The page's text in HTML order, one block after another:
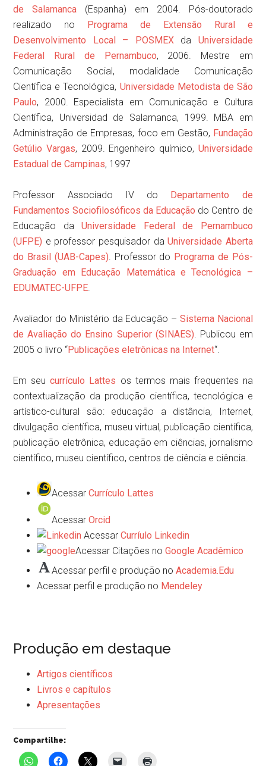
de Salamanca (Espanha) em 2004. Pós-doutorado
realizado no Programa de Extensão Rural e
Desenvolvimento Local – POSMEXda Universidade
Federal Rural de Pernambuco, 2006. Mestre em
Comunicação Social, modalidade Comunicação
Científica e Tecnológica, Universidade Metodista de São
Paulo, 2000. Especialista em Comunicação e Cultura
Científica, Universidad de Salamanca, 1999. MBA em
Administração de Empresas, foco em Gestão, Fundação
Getúlio Vargas, 2009. Engenheiro químico, Universidade
Estadual de Campinas, 1997
Professor Associado IV do Departamento de
Fundamentos Sociofilosóficos da Educação do Centro de
Educação daUniversidade Federal de Pernambuco
(UFPE) e professor pesquisador daUniversidade Aberta
do Brasil (UAB-Capes). Professor do Programa de Pós-
Graduação em Educação Matemática e Tecnológica –
EDUMATEC-UFPE.
Avaliador do Ministério da Educação – Sistema Nacional
de Avaliação do Ensino Superior (SINAES). Publicou em
2005 o livro “Publicações eletrônicas na Internet“.
Em seucurrículo Lattes os termos mais frequentes na
contextualização da produção científica, tecnológica e
artístico-cultural são: educação a distância, Internet,
divulgação científica, museu virtual, publicação científica,
publicação eletrônica, educação em ciências, jornalismo
científico, museu científico, centros de ciência e ciência.
AcessarCurrículo Lattes
AcessarOrcid
AcessarCurríulo Linkedin
Acessar Citações no Google Acadêmico
Acessar perfil e produção noAcademia.Edu
Acessar perfil e produção no Mendeley
Produção em destaque
Artigos científicos
Livros e capítulos
Apresentações
Compartilhe: